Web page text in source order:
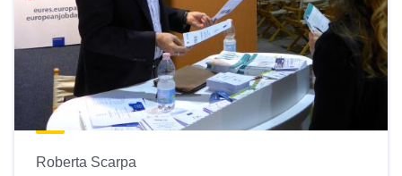
Roberta Scarpa